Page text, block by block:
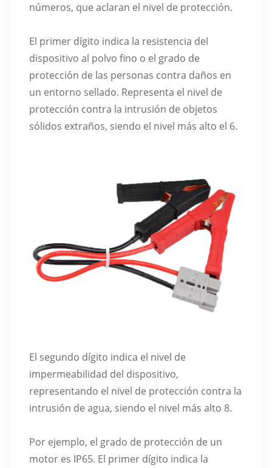
números, que aclaran el nivel de protección.
El primer dígito indica la resistencia del
dispositivo al polvo fino o el grado de
protección de las personas contra daños en
un entorno sellado. Representa el nivel de
protección contra la intrusión de objetos
sólidos extraños, siendo el nivel más alto el 6.
El segundo dígito indica el nivel de
impermeabilidad del dispositivo,
representando el nivel de protección contra la
intrusión de agua, siendo el nivel más alto 8.
Por ejemplo, el grado de protección de un
motor es IP65. El primer dígito indica la